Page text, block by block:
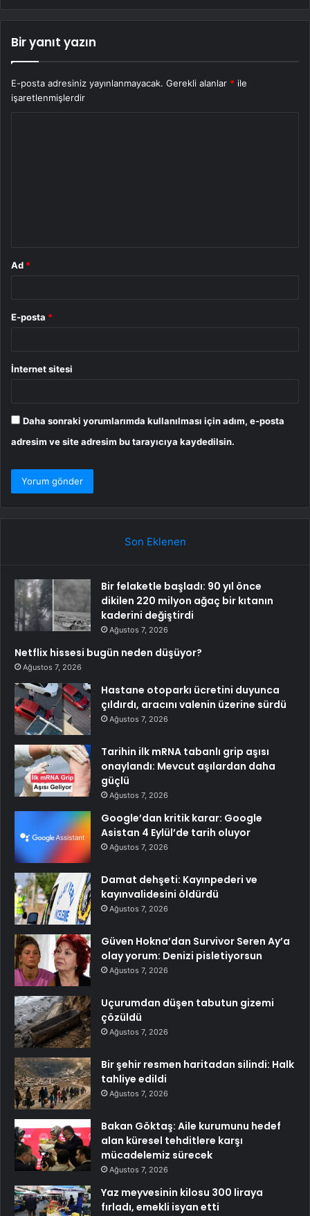
Bir yanıt yazın
E-posta adresiniz yayınlanmayacak. Gerekli alanlar * ile
işaretlenmişlerdir
Ad *
E-posta *
İnternet sitesi
Daha sonraki yorumlarımda kullanılması için adım, e-posta
adresim ve site adresim bu tarayıcıya kaydedilsin.
Son Eklenen
Bir felaketle başladı: 90 yıl önce
dikilen 220 milyon ağaç bir kıtanın
kaderini değiştirdi
Ağustos 7, 2026
Netflix hissesi bugün neden düşüyor?
Ağustos 7, 2026
Hastane otoparkı ücretini duyunca
çıldırdı, aracını valenin üzerine sürdü
Ağustos 7, 2026
Tarihin ilk mRNA tabanlı grip aşısı
onaylandı: Mevcut aşılardan daha
güçlü
Ağustos 7, 2026
Google’dan kritik karar: Google
Asistan 4 Eylül’de tarih oluyor
Ağustos 7, 2026
Damat dehşeti: Kayınpederi ve
kayınvalidesini öldürdü
Ağustos 7, 2026
Güven Hokna’dan Survivor Seren Ay’a
olay yorum: Denizi pisletiyorsun
Ağustos 7, 2026
Uçurumdan düşen tabutun gizemi
çözüldü
Ağustos 7, 2026
Bir şehir resmen haritadan silindi: Halk
tahliye edildi
Ağustos 7, 2026
Bakan Göktaş: Aile kurumunu hedef
alan küresel tehditlere karşı
mücadelemiz sürecek
Ağustos 7, 2026
Yaz meyvesinin kilosu 300 liraya
fırladı, emekli isyan etti